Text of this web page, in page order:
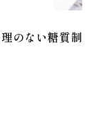
のない糖質制